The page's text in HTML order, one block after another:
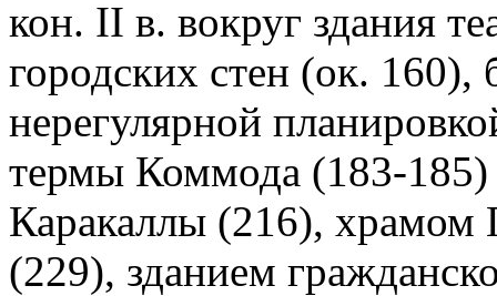
кон. II в. вокруг здания
городских стен (ок.
нерегулярной
термы Коммода (183-
Каракаллы (216), храмом
(229), зданием